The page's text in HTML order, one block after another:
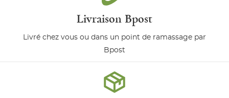
Livraison Bpost
Livré chez vous ou dans un point de ramassage par
Bpost